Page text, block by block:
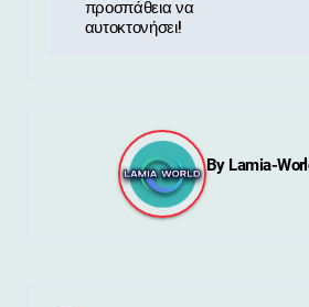
προσπάθεια να
αυτοκτονήσει!
By Lamia-